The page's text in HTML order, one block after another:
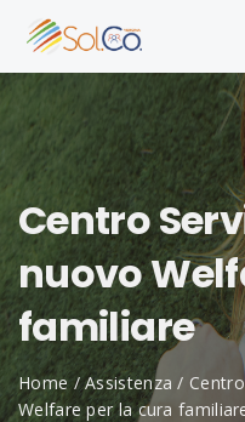
Centro
nuovo
familiare
Home /Assistenza /
Welfare per la cura